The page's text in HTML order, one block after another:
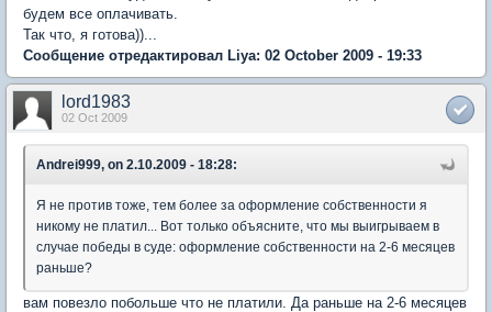
будем все оплачивать.
Так что, я готова))...
Сообщение отредактировал Liya: 02 October 2009 - 19:33
lord1983
02 Oct 2009
Andrei999, on 2.10.2009 - 18:28:
Я не против тоже, тем более за оформление собственности я
никому не платил... Вот только объясните, что мы выигрываем в
случае победы в суде: оформление собственности на 2-6 месяцев
раньше?
вам повезло побольше что не платили. Да раньше на 2-6 месяцев